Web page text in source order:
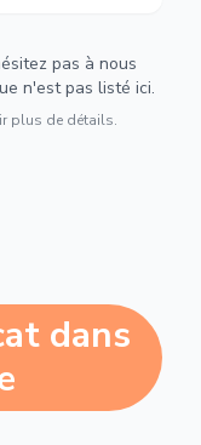
pas à nous
n'est pas listé ici.
plus de détails.
dans